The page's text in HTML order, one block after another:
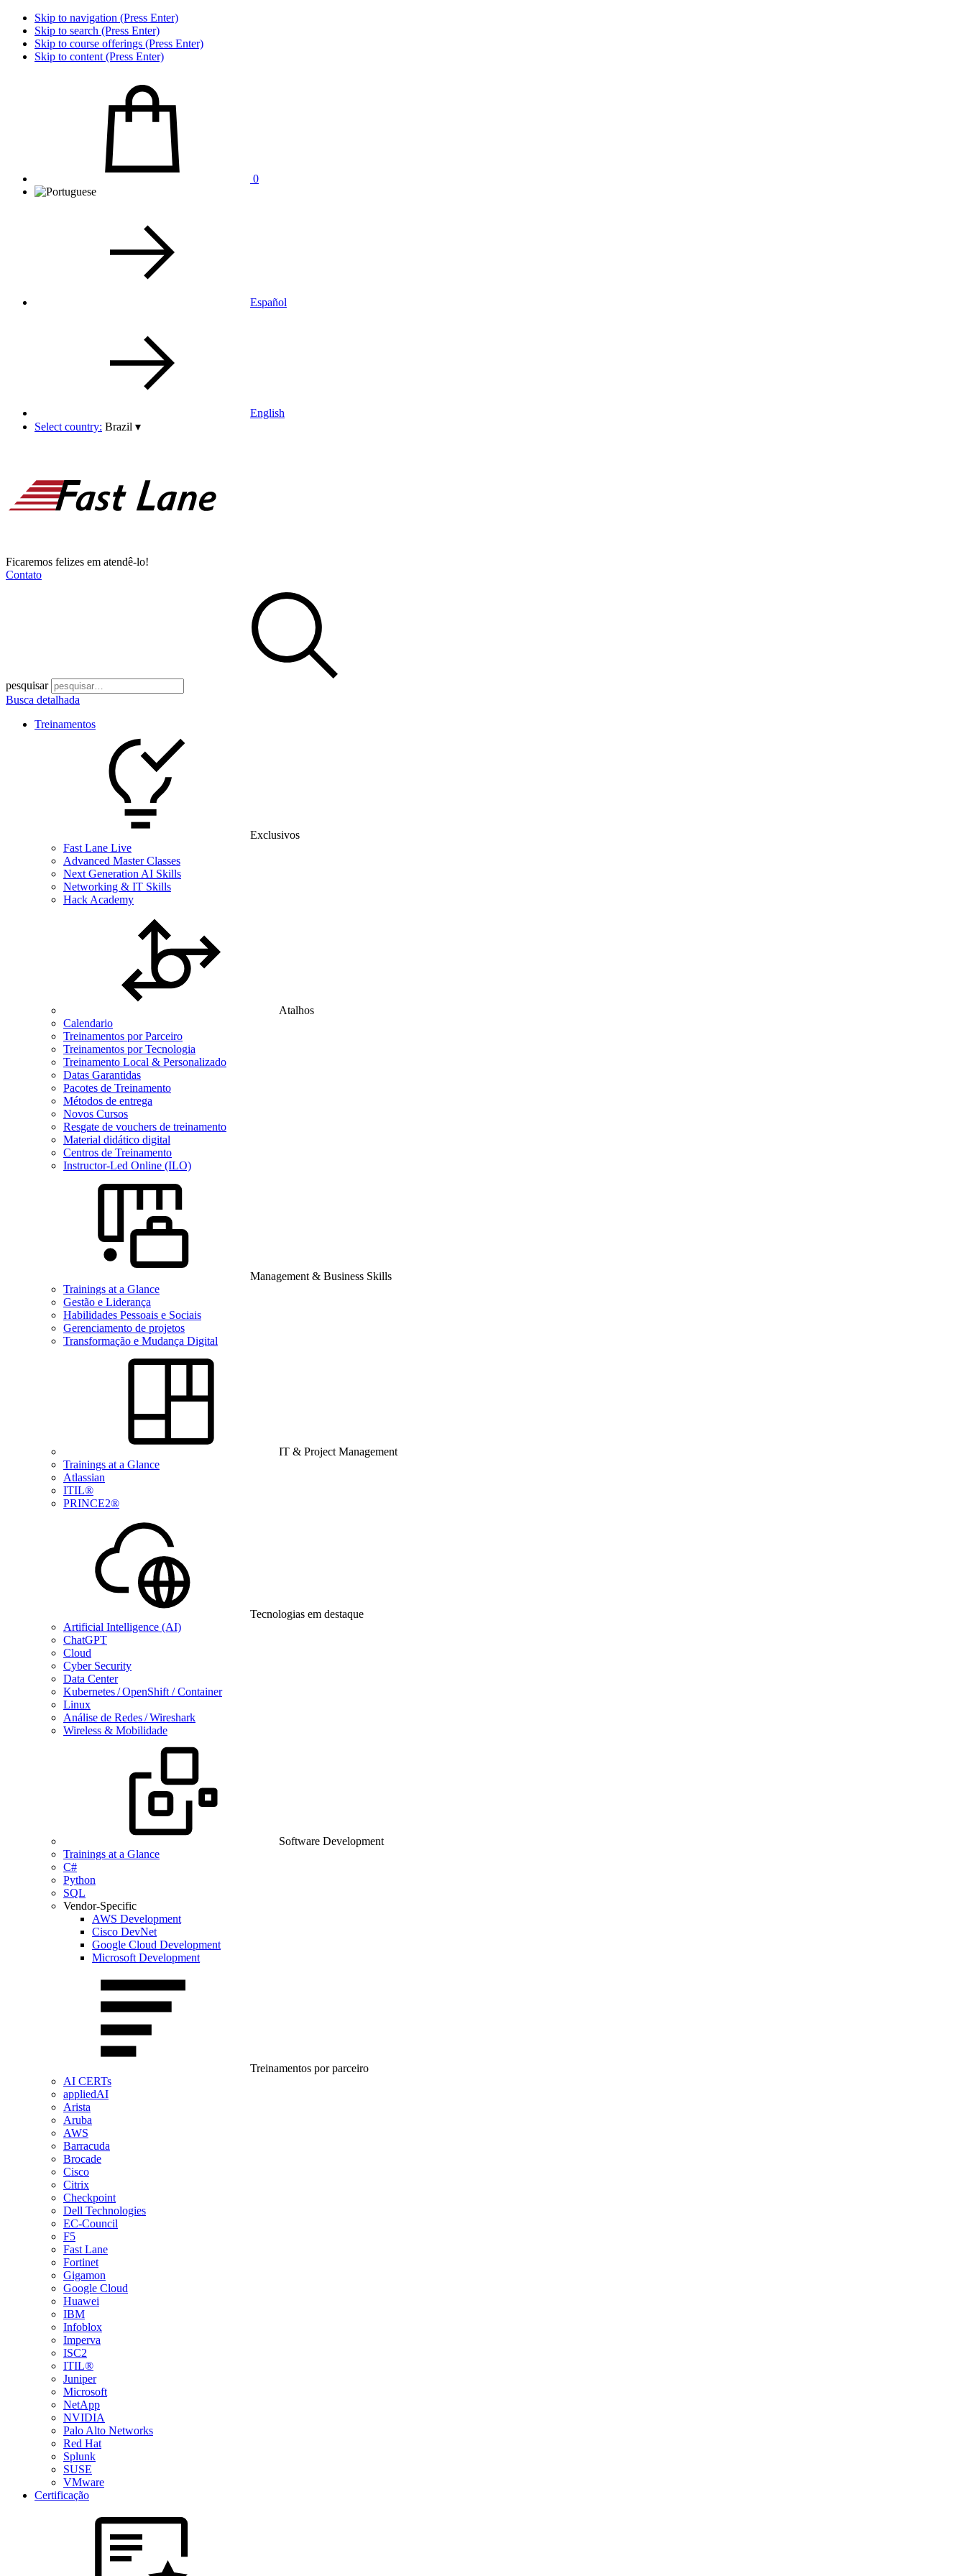
Skip to navigation (Press Enter)
Skip to search (Press Enter)
Skip to course offerings (Press Enter)
Skip to content (Press Enter)
0
Español
English
Select country: Brazil ▾
Ficaremos felizes em atendê-lo!
Contato
pesquisar
Busca detalhada
Treinamentos
Exclusivos
Fast Lane Live
Advanced Master Classes
Next Generation AI Skills
Networking & IT Skills
Hack Academy
Atalhos
Calendario
Treinamentos por Parceiro
Treinamentos por Tecnologia
Treinamento Local & Personalizado
Datas Garantidas
Pacotes de Treinamento
Métodos de entrega
Novos Cursos
Resgate de vouchers de treinamento
Material didático digital
Centros de Treinamento
Instructor-Led Online (ILO)
Management & Business Skills
Trainings at a Glance
Gestão e Liderança
Habilidades Pessoais e Sociais
Gerenciamento de projetos
Transformação e Mudança Digital
IT & Project Management
Trainings at a Glance
Atlassian
ITIL®
PRINCE2®
Tecnologias em destaque
Artificial Intelligence (AI)
ChatGPT
Cloud
Cyber Security
Data Center
Kubernetes / OpenShift / Container
Linux
Análise de Redes / Wireshark
Wireless & Mobilidade
Software Development
Trainings at a Glance
C#
Python
SQL
Vendor-Specific
AWS Development
Cisco DevNet
Google Cloud Development
Microsoft Development
Treinamentos por parceiro
AI CERTs
appliedAI
Arista
Aruba
AWS
Barracuda
Brocade
Cisco
Citrix
Checkpoint
Dell Technologies
EC-Council
F5
Fast Lane
Fortinet
Gigamon
Google Cloud
Huawei
IBM
Infoblox
Imperva
ISC2
ITIL®
Juniper
Microsoft
NetApp
NVIDIA
Palo Alto Networks
Red Hat
Splunk
SUSE
VMware
Certificação